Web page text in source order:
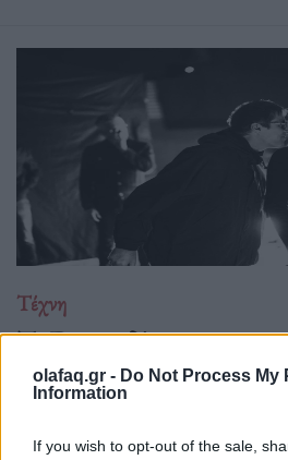
olafaq.gr - Do Not Process My
Information
If you wish to opt-out of the sale,
Τέχνη
Το Disney δίνει teaser
“Don’t Look Back in